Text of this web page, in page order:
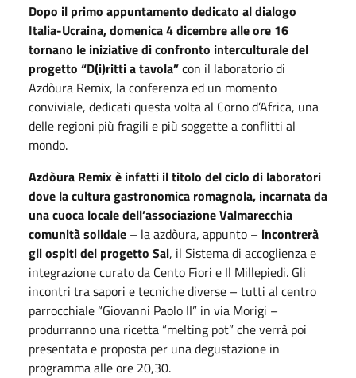
Dopo il primo appuntamento dedicato al dialogo
Italia-Ucraina, domenica 4 dicembre alle ore 16
tornano le iniziative di confronto interculturale del
progetto “D(i)ritti a tavola”con il laboratorio di
Azdòura Remix, la conferenza ed un momento
conviviale, dedicati questa volta al Corno d’Africa, una
delle regioni più fragili e più soggette a conflitti al
mondo.
Azdòura Remix è infatti il titolo del ciclo di laboratori
dove la cultura gastronomica romagnola, incarnata da
una cuoca locale dell’associazione Valmarecchia
comunità solidale – la azdòura, appunto – incontrerà
gli ospiti del progetto Sai, il Sistema di accoglienza e
integrazione curato da Cento Fiori e Il Millepiedi. Gli
incontri tra sapori e tecniche diverse – tutti al centro
parrocchiale “Giovanni Paolo II” in via Morigi –
produrranno una ricetta “melting pot” che verrà poi
presentata e proposta per una degustazione in
programma alle ore 20,30.